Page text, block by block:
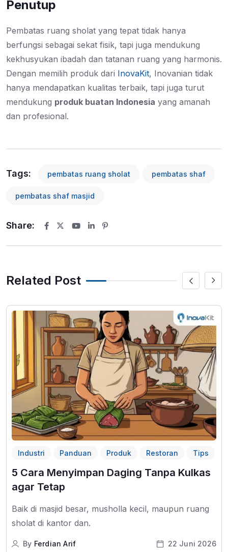
Penutup
Pembatas ruang sholat yang tepat tidak hanya
berfungsi sebagai sekat fisik, tapi juga mendukung
kekhusyukan ibadah dan tatanan ruang yang harmonis.
Dengan memilih produk dari InovaKit, Inovanian tidak
hanya mendapatkan kualitas terbaik, tapi juga turut
mendukung produk buatan Indonesia yang amanah
dan profesional.
Tags: pembatas ruang sholat pembatas shaf
pembatas shaf masjid
Share:
Youtube
LinkedIn
Related Post
Industri Panduan Produk Restoran Tips
5 Cara Menyimpan Daging Tanpa Kulkas
agar Tetap
Baik di masjid besar, musholla kecil, maupun ruang
sholat di kantor dan.
By Ferdian Arif 22 Juni 2026